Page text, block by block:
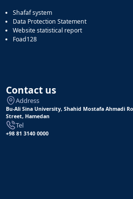
Shafaf system
Data Protection Statement
Website statistical report
Foad128
Contact us
Address
Bu-Ali Sina University, Shahid Mostafa Ahmadi
Street, Hamedan
Tel
+98 81 3140 0000